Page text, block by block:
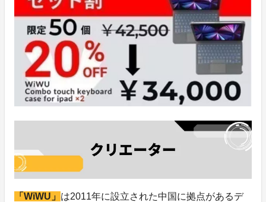
「WiWU」 は2011年に設立された中国に拠点があるデ